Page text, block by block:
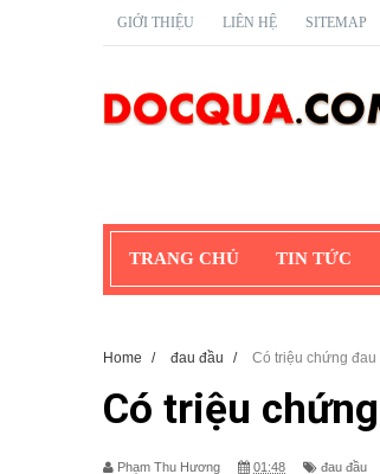
GIỚI THIỆU LIÊN HỆ SITEMAP
TRANG CHỦ TIN TỨC
Home / đau đầu / Có triệu chứng
Có triệu
Phạm Thu Hương 01:48 đau đầu